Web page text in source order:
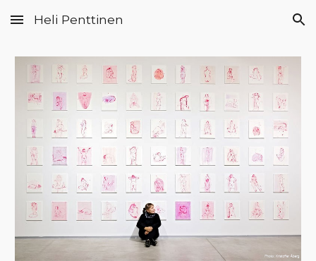
Skip to main content Skip to navigation
Heli Penttinen